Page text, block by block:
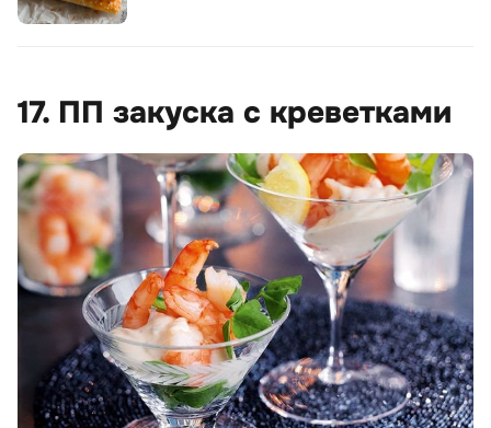
17. ПП закуска с креветками